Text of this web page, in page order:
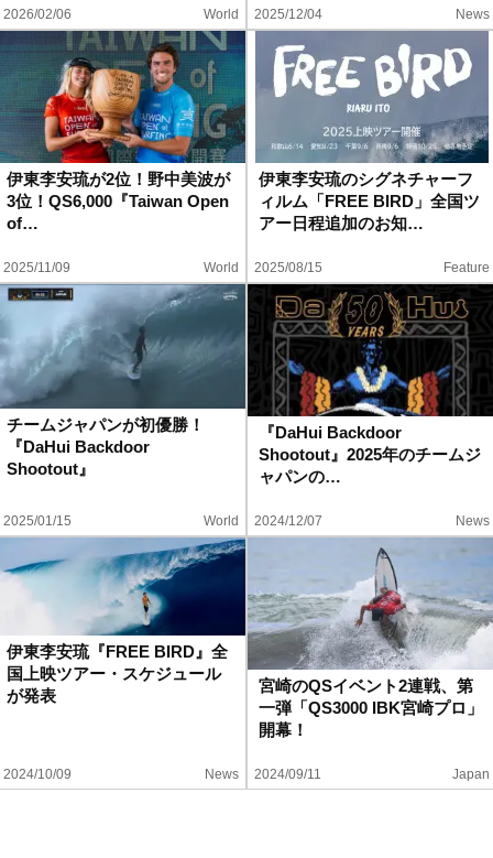
2026/02/06 World 2025/12/04 News
伊東李安琉が2位！野中美波が
3位！QS6,000『Taiwan Open
of…
2025/11/09 World
伊東李安琉のシグネチャーフ
ィルム「FREE BIRD」全国ツ
アー日程追加のお知…
2025/08/15 Feature
チームジャパンが初優勝！
『DaHui Backdoor
Shootout』
2025/01/15 World
『DaHui Backdoor
Shootout』2025年のチームジ
ャパンの…
2024/12/07 News
伊東李安琉『FREE BIRD』全
国上映ツアー・スケジュール
が発表
2024/10/09 News
宮崎のQSイベント2連戦、第
一弾「QS3000 IBK宮崎プロ」
開幕！
2024/09/11 Japan
ウェストジャパン
イベント・リリース
FOLLOW US ON